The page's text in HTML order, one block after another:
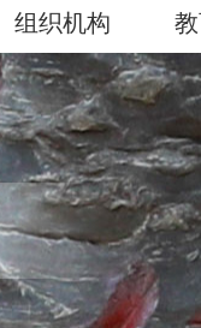
组织机构